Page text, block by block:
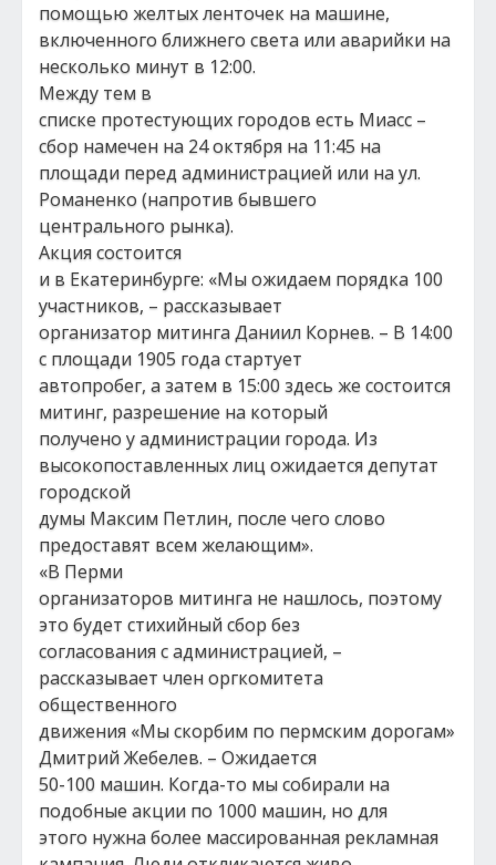
помощью желтых ленточек на машине,
включенного ближнего света или аварийки на
несколько минут в 12:00.
Между тем в
списке протестующих городов есть Миасс –
сбор намечен на 24 октября на 11:45 на
площади перед администрацией или на ул.
Романенко (напротив бывшего
центрального рынка).
Акция состоится
и в Екатеринбурге: «Мы ожидаем порядка 100
участников, – рассказывает
организатор митинга Даниил Корнев. – В 14:00
с площади 1905 года стартует
автопробег, а затем в 15:00 здесь же состоится
митинг, разрешение на который
получено у администрации города. Из
высокопоставленных лиц ожидается депутат
городской
думы Максим Петлин, после чего слово
предоставят всем желающим».
«В Перми
организаторов митинга не нашлось, поэтому
это будет стихийный сбор без
согласования с администрацией, –
рассказывает член оргкомитета
общественного
движения «Мы скорбим по пермским дорогам»
Дмитрий Жебелев. – Ожидается
50-100 машин. Когда-то мы собирали на
подобные акции по 1000 машин, но для
этого нужна более массированная рекламная